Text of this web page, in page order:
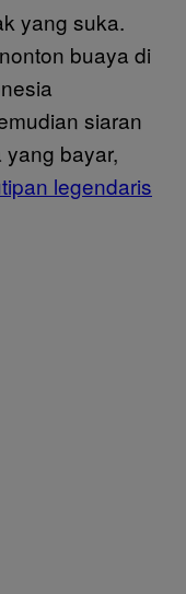
yang suka.
buaya di
siaran
bayar,
legendaris